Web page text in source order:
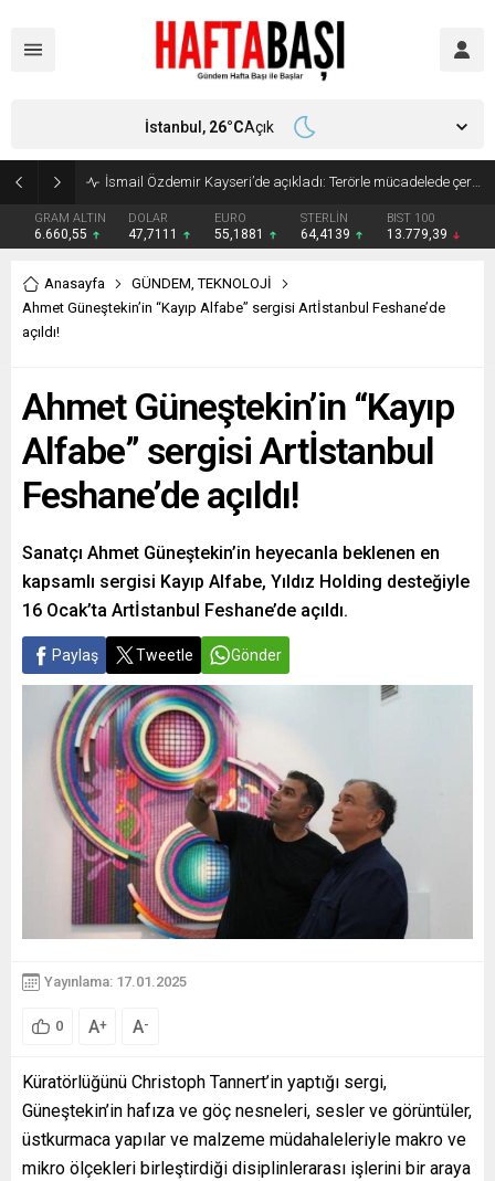
Süleyman Soylu ‘çok korktum’ deyip ilk kez açıkladı: En büyük tehdit dışarısıdır!
GRAM ALTIN
6.660,55
DOLAR
47,7111
EURO
55,1881
STERLİN
64,4139
BIST 100
13.779,39
İstanbul, 26°CAçık
Anasayfa GÜNDEM,TEKNOLOJİ
Ahmet Güneştekin’in “Kayıp Alfabe” sergisi Artİstanbul Feshane’de
açıldı!
Ahmet Güneştekin’in “Kayıp
Alfabe” sergisi Artİstanbul
Feshane’de açıldı!
Sanatçı Ahmet Güneştekin’in heyecanla beklenen en
kapsamlı sergisi Kayıp Alfabe, Yıldız Holding desteğiyle
16 Ocak’ta Artİstanbul Feshane’de açıldı.
Paylaş Tweetle Gönder
Yayınlama: 17.01.2025
0 A+ A-
Küratörlüğünü Christoph Tannert’in yaptığı sergi,
Güneştekin’in hafıza ve göç nesneleri, sesler ve görüntüler,
üstkurmaca yapılar ve malzeme müdahaleleriyle makro ve
mikro ölçekleri birleştirdiği disiplinlerarası işlerini bir araya